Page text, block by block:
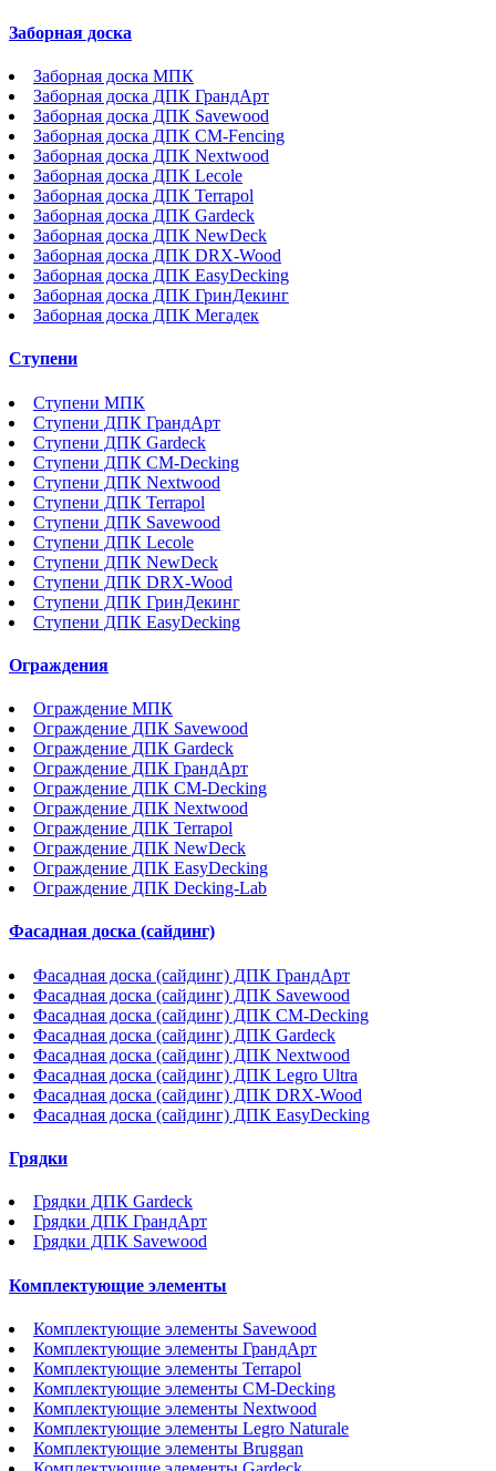
Заборная доска
Заборная доска МПК
Заборная доска ДПК ГрандАрт
Заборная доска ДПК Savewood
Заборная доска ДПК CM-Fencing
Заборная доска ДПК Nextwood
Заборная доска ДПК Lecole
Заборная доска ДПК Terrapol
Заборная доска ДПК Gardeck
Заборная доска ДПК NewDeck
Заборная доска ДПК DRX-Wood
Заборная доска ДПК EasyDecking
Заборная доска ДПК ГринДекинг
Заборная доска ДПК Мегадек
Ступени
Ступени МПК
Ступени ДПК ГрандАрт
Ступени ДПК Gardeck
Ступени ДПК CM-Decking
Ступени ДПК Nextwood
Ступени ДПК Terrapol
Ступени ДПК Savewood
Ступени ДПК Lecole
Ступени ДПК NewDeck
Ступени ДПК DRX-Wood
Ступени ДПК ГринДекинг
Ступени ДПК EasyDecking
Ограждения
Ограждение МПК
Ограждение ДПК Savewood
Ограждение ДПК Gardeck
Ограждение ДПК ГрандАрт
Ограждение ДПК CM-Decking
Ограждение ДПК Nextwood
Ограждение ДПК Terrapol
Ограждение ДПК NewDeck
Ограждение ДПК EasyDecking
Ограждение ДПК Decking-Lab
Фасадная доска (сайдинг)
Фасадная доска (сайдинг) ДПК ГрандАрт
Фасадная доска (сайдинг) ДПК Savewood
Фасадная доска (сайдинг) ДПК CM-Decking
Фасадная доска (сайдинг) ДПК Gardeck
Фасадная доска (сайдинг) ДПК Nextwood
Фасадная доска (сайдинг) ДПК Legro Ultra
Фасадная доска (сайдинг) ДПК DRX-Wood
Фасадная доска (сайдинг) ДПК EasyDecking
Грядки
Грядки ДПК Gardeck
Грядки ДПК ГрандАрт
Грядки ДПК Savewood
Комплектующие элементы
Комплектующие элементы Savewood
Комплектующие элементы ГрандАрт
Комплектующие элементы Terrapol
Комплектующие элементы CM-Decking
Комплектующие элементы Nextwood
Комплектующие элементы Legro Naturale
Комплектующие элементы Bruggan